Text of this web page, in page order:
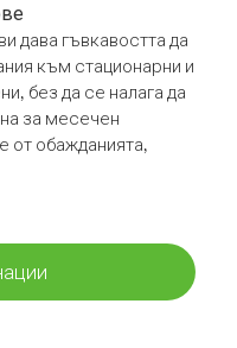
дава гъвкавостта да
към стационарни и
без да се налага да
за месечен
от обажданията,